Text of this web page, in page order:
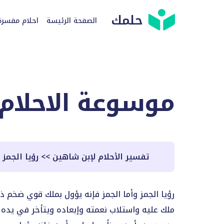
حلمك الصفحة الرئيسة احلام
موسوعة
تفسير الأحلام لإبن شاهين>> رؤيا الجمز
رؤيا الجمز وأما الجمز فإنه يؤول بملك قوي
ملك عليه واستلاب نعمته وإبعاده ويتأخر في